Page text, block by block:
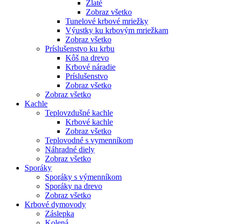
Zlaté
Zobraz všetko
Tunelové krbové mriežky
Výustky ku krbovým mriežkam
Zobraz všetko
Príslušenstvo ku krbu
Kôš na drevo
Krbové náradie
Príslušenstvo
Zobraz všetko
Zobraz všetko
Kachle
Teplovzdušné kachle
Krbové kachle
Zobraz všetko
Teplovodné s vymenníkom
Náhradné diely
Zobraz všetko
Sporáky
Sporáky s výmenníkom
Sporáky na drevo
Zobraz všetko
Krbové dymovody
Záslepka